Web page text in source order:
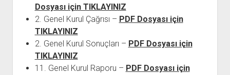
Dosyası için TIKLAYINIZ
2. Genel Kurul Çağrısı – PDF Dosyası için
TIKLAYINIZ
2. Genel Kurul Sonuçları – PDF Dosyası için
TIKLAYINIZ
11. Genel Kurul Raporu – PDF Dosyası için